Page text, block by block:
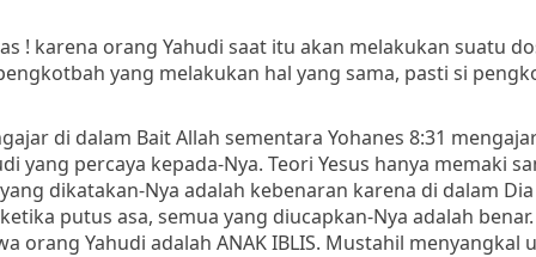
! karena orang Yahudi saat itu akan melakukan suatu
yang melakukan hal yang sama, pasti si
di dalam Bait Allah sementara Yohanes 8:31
yang percaya kepada-Nya. Teori Yesus hanya memaki
dikatakan-Nya adalah kebenaran karena di dalam
putus asa, semua yang diucapkan-Nya adalah
orang Yahudi adalah ANAK IBLIS. Mustahil menyangkal